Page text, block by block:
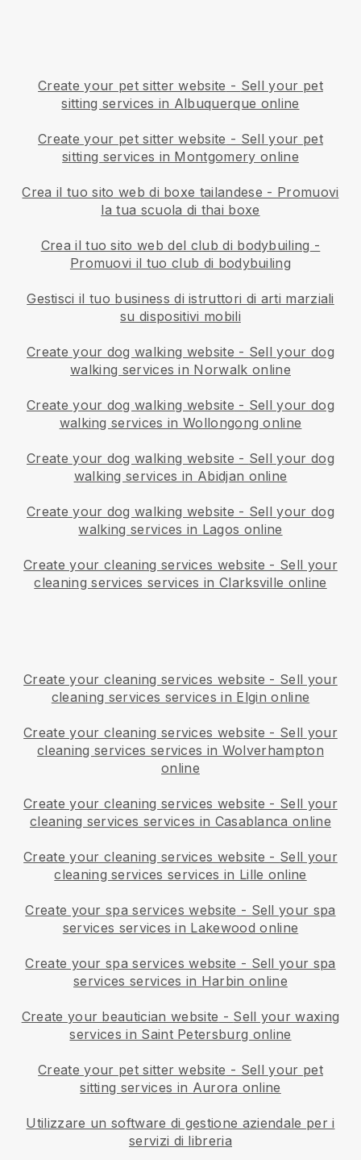
Create your pet sitter website - Sell your pet
sitting services in Albuquerque online
Create your pet sitter website - Sell your pet
sitting services in Montgomery online
Crea il tuo sito web di boxe tailandese - Promuovi
la tua scuola di thai boxe
Crea il tuo sito web del club di bodybuiling -
Promuovi il tuo club di bodybuiling
Gestisci il tuo business di istruttori di arti marziali
su dispositivi mobili
Create your dog walking website - Sell your dog
walking services in Norwalk online
Create your dog walking website - Sell your dog
walking services in Wollongong online
Create your dog walking website - Sell your dog
walking services in Abidjan online
Create your dog walking website - Sell your dog
walking services in Lagos online
Create your cleaning services website - Sell your
cleaning services services in Clarksville online
Create your cleaning services website - Sell your
cleaning services services in Elgin online
Create your cleaning services website - Sell your
cleaning services services in Wolverhampton
online
Create your cleaning services website - Sell your
cleaning services services in Casablanca online
Create your cleaning services website - Sell your
cleaning services services in Lille online
Create your spa services website - Sell your spa
services services in Lakewood online
Create your spa services website - Sell your spa
services services in Harbin online
Create your beautician website - Sell your waxing
services in Saint Petersburg online
Create your pet sitter website - Sell your pet
sitting services in Aurora online
Utilizzare un software di gestione aziendale per i
servizi di libreria